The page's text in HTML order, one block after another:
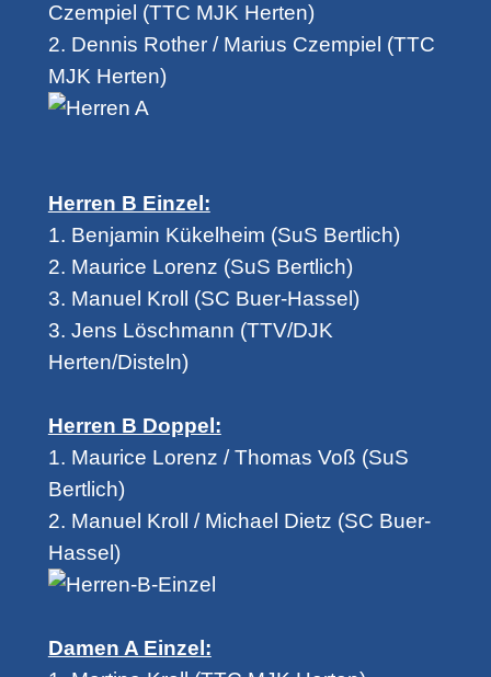
Czempiel (TTC MJK Herten)
2. Dennis Rother / Marius Czempiel (TTC
MJK Herten)
Herren B Einzel:
1. Benjamin Kükelheim (SuS Bertlich)
2. Maurice Lorenz (SuS Bertlich)
3. Manuel Kroll (SC Buer-Hassel)
3. Jens Löschmann (TTV/DJK
Herten/Disteln)
Herren B Doppel:
1. Maurice Lorenz / Thomas Voß (SuS
Bertlich)
2. Manuel Kroll / Michael Dietz (SC Buer-
Hassel)
Damen A Einzel: